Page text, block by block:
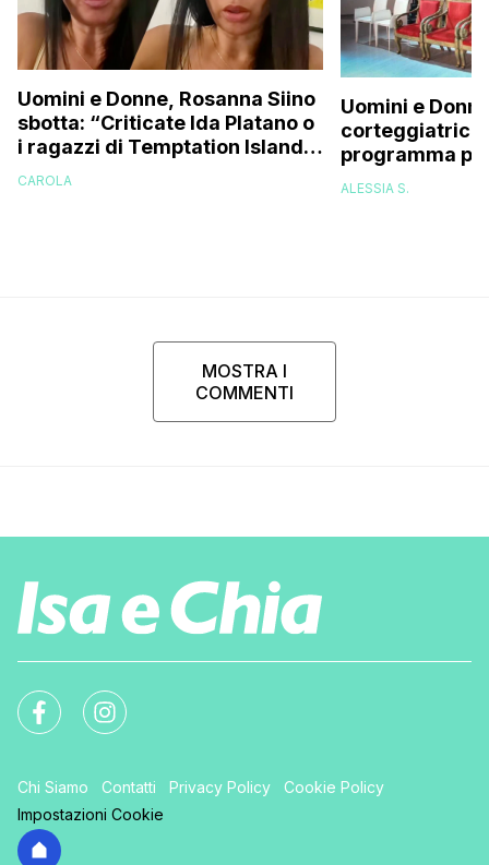
Uomini e Donne, Rosanna Siino
sbotta: “Criticate Ida Platano o
i ragazzi di Temptation Island
perché vi rode il cul* che…”
CAROLA
Uomini e
corteggiatrice:
programma
e mi
ALESSIA S.
MOSTRA I
COMMENTI
Chi Siamo Contatti Privacy Policy
Cookie Policy
Impostazioni Cookie